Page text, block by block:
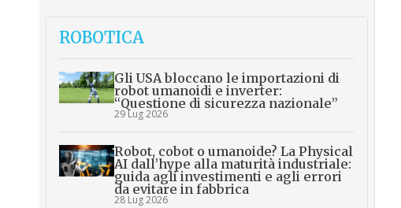
ROBOTICA
Gli USA bloccano le importazioni di
robot umanoidi e inverter:
“Questione di sicurezza nazionale”
29 Lug 2026
Robot, cobot o umanoide? La Physical
AI dall’hype alla maturità industriale:
guida agli investimenti e agli errori
da evitare in fabbrica
28 Lug 2026